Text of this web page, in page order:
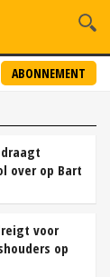
ABONNEMENT
over op Bart
voor
op